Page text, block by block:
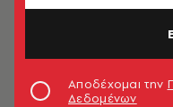
Αποδέχομαι την
Δεδομένων